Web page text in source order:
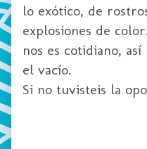
lo exótico, de
explosiones de
nos es cotidiano,
el vacío.
Si no tuvisteis la